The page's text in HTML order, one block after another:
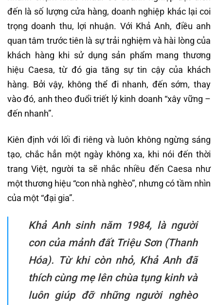
đến là số lượng cửa hàng, doanh nghiệp khác lại coi
trọng doanh thu, lợi nhuận. Với Khả Anh, điều anh
quan tâm trước tiên là sự trải nghiệm và hài lòng của
khách hàng khi sử dụng sản phẩm mang thương
hiệu Caesa, từ đó gia tăng sự tin cậy của khách
hàng. Bởi vậy, không thể đi nhanh, đến sớm, thay
vào đó, anh theo đuổi triết lý kinh doanh “xây vững –
đến nhanh”.
Kiên định với lối đi riêng và luôn không ngừng sáng
tạo, chắc hẳn một ngày không xa, khi nói đến thời
trang Việt, người ta sẽ nhắc nhiều đến Caesa như
một thương hiệu “con nhà nghèo”, nhưng có tầm nhìn
của một “đại gia”.
Khả Anh sinh năm 1984, là người
con của mảnh đất Triệu Sơn (Thanh
Hóa). Từ khi còn nhỏ, Khả Anh đã
thích cùng mẹ lên chùa tụng kinh và
luôn giúp đỡ những người nghèo